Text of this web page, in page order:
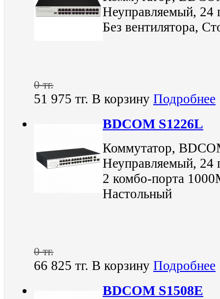
Неуправляемый, 24
Без вентилятора,
0 тг.
51 975 тг. В корзину Подробнее
BDCOM S1226L
Коммутатор,
Неуправляемый, 24
2 комбо-порта
Настольный
0 тг.
66 825 тг. В корзину Подробнее
BDCOM S1508E